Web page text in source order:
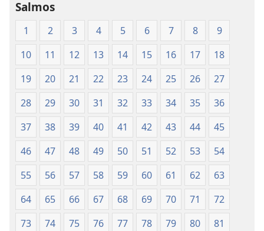
de
Santas
Escrituras
(edición
de 1987)
de
Santas
Escrituras
(edición
de 1987)
Salmos
1 2 3 4 5 6 7 8
9
10
11 12 13 14 15 16 17
18
19
20 21 22 23 24 25 26
27
28
29 30 31 32 33 34 35
36
37
38 39 40 41 42 43 44
45
46
47 48 49 50 51 52 53
54
55
56 57 58 59 60 61 62
63
64
65 66 67 68 69 70 71
72
73
74 75 76 77 78 79 80
81